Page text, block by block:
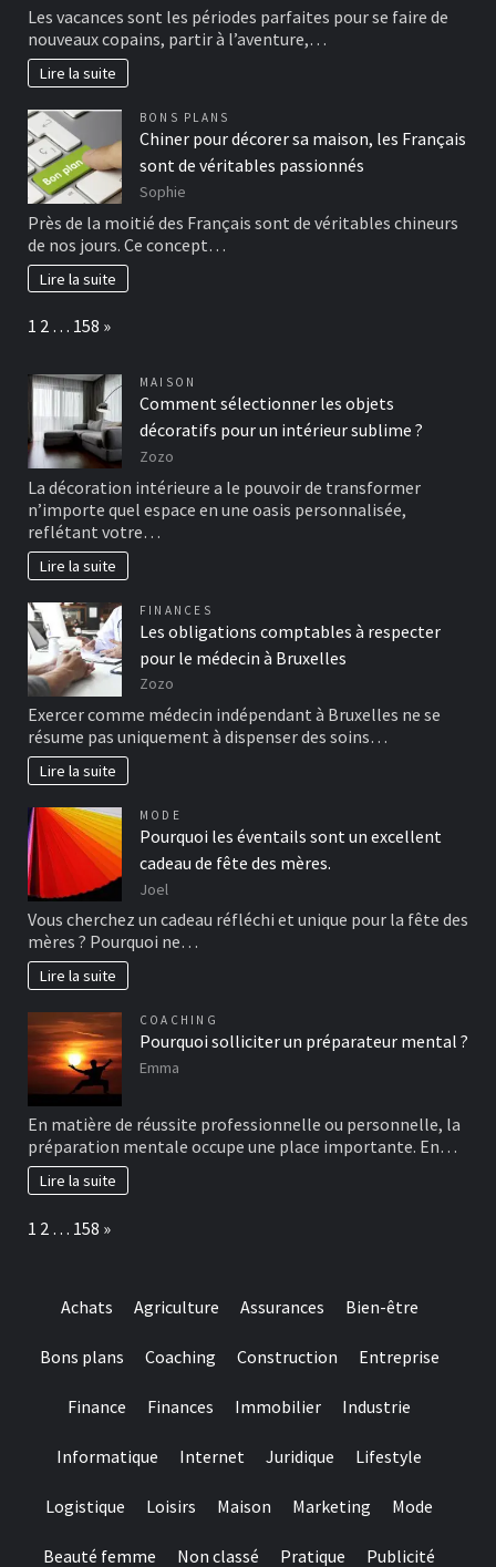
Les vacances sont les périodes parfaites pour se faire de
nouveaux copains, partir à l’aventure,…
Lire la suite
BONS PLANS
Chiner pour décorer sa maison, les Français
sont de véritables passionnés
Sophie
Près de la moitié des Français sont de véritables chineurs
de nos jours. Ce concept…
Lire la suite
Page:
1 2 … 158 Next
»
MAISON
Comment sélectionner les objets
décoratifs pour un intérieur sublime ?
Zozo
La décoration intérieure a le pouvoir de transformer
n’importe quel espace en une oasis personnalisée,
reflétant votre…
Lire la suite
FINANCES
Les obligations comptables à respecter
pour le médecin à Bruxelles
Zozo
Exercer comme médecin indépendant à Bruxelles ne se
résume pas uniquement à dispenser des soins…
Lire la suite
MODE
Pourquoi les éventails sont un excellent
cadeau de fête des mères.
Joel
Vous cherchez un cadeau réfléchi et unique pour la fête des
mères ? Pourquoi ne…
Lire la suite
COACHING
Pourquoi solliciter un préparateur mental ?
Emma
En matière de réussite professionnelle ou personnelle, la
préparation mentale occupe une place importante. En…
Lire la suite
Page:
1 2 … 158 Next
»
Achats Agriculture Assurances Bien-être
Bons plans Coaching Construction Entreprise
Finance Finances Immobilier Industrie
Informatique Internet Juridique Lifestyle
Logistique Loisirs Maison Marketing Mode
Beauté femme Non classé Pratique Publicité